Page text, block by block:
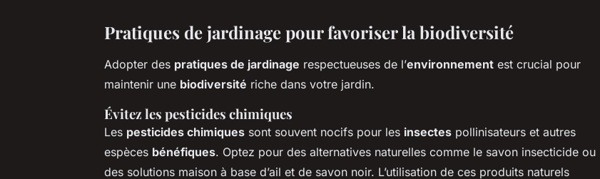
Pratiques de jardinage pour favoriser la biodiversité
Adopter des pratiques de jardinage respectueuses de l’environnement est crucial pour
maintenir une biodiversité riche dans votre jardin.
Évitez les pesticides chimiques
Les pesticides chimiques sont souvent nocifs pour les insectes pollinisateurs et autres
espèces bénéfiques. Optez pour des alternatives naturelles comme le savon insecticide ou
des solutions maison à base d’ail et de savon noir. L’utilisation de ces produits naturels